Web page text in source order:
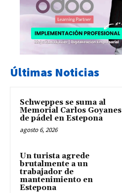
Últimas Noticias
Schweppes se suma al
Memorial Carlos Goyanes
de pádel en Estepona
agosto 6, 2026
Un turista agrede
brutalmente a un
trabajador de
mantenimiento en
Estepona